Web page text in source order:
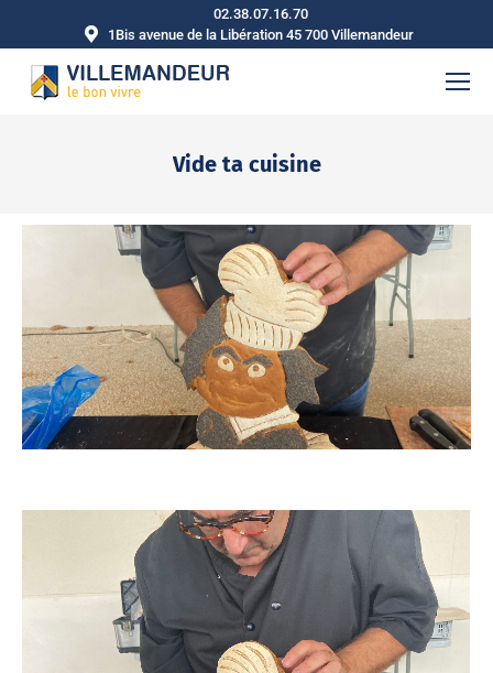
02.38.07.16.70
1Bis avenue de la Libération 45 700 Villemandeur
Vide ta cuisine